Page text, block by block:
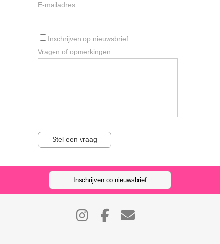
E-mailadres:
Inschrijven op nieuwsbrief
Vragen of opmerkingen
Stel een vraag
Inschrijven op nieuwsbrief